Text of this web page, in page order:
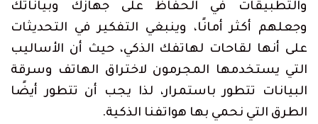
والتطبيقات في الحفاظ على جهازك وبياناتك
وجعلهم أكثر أمانًا، وينبغي التفكير في التحديثات
على أنها لقاحات لهاتفك الذكي، حيث أن الأساليب
التي يستخدمها المجرمون لاختراق الهاتف وسرقة
البيانات تتطور باستمرار، لذا يجب أن تتطور أيضًا
الطرق التي نحمي بها هواتفنا الذكية.